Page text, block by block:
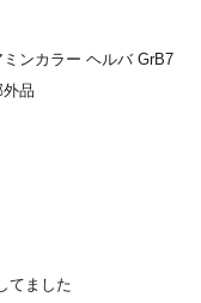
ンカラー ヘルバ GrB7
外品
てました